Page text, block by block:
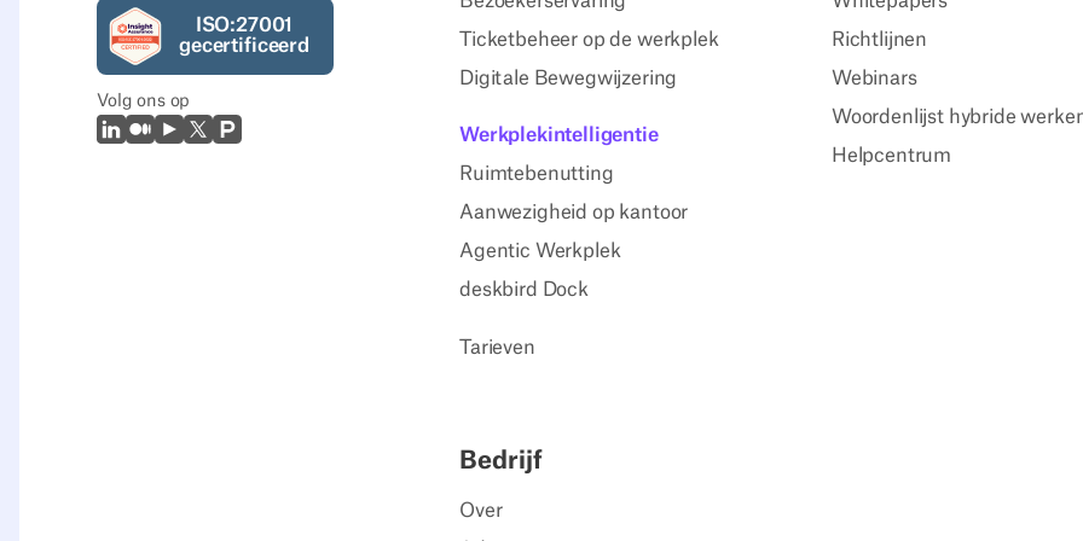
ISO:27001
gecertificeerd
Volg ons op
LinkedIn
Medium
Youtube
X (Twitter)
Prodcut Hunt
Ticketbeheer op de werkplek
Digitale Bewegwijzering
Werkplekintelligentie
Ruimtebenutting
Aanwezigheid op kantoor
Agentic Werkplek
deskbird Dock
Tarieven
Richtlijnen
Webinars
Woordenlijst hybride
Helpcentrum
Bedrijf
Over